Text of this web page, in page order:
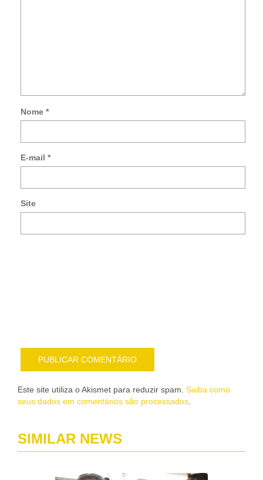
Nome *
E-mail *
Site
Este site utiliza o Akismet para reduzir spam. Saiba como
seus dados em comentários são processados
SIMILAR NEWS